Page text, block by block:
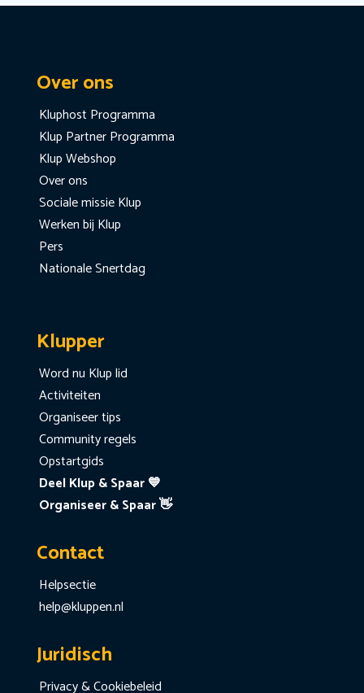
Over ons
Kluphost Programma
Klup Partner Programma
Klup Webshop
Over ons
Sociale missie Klup
Werken bij Klup
Pers
Nationale Snertdag
Klupper
Word nu Klup lid
Activiteiten
Organiseer tips
Community regels
Opstartgids
Deel Klup & Spaar 💙
Organiseer & Spaar 👋
Contact
Helpsectie
help@kluppen.nl
Juridisch
Privacy & Cookiebeleid